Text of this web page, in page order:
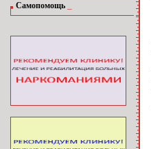
Самопомощь